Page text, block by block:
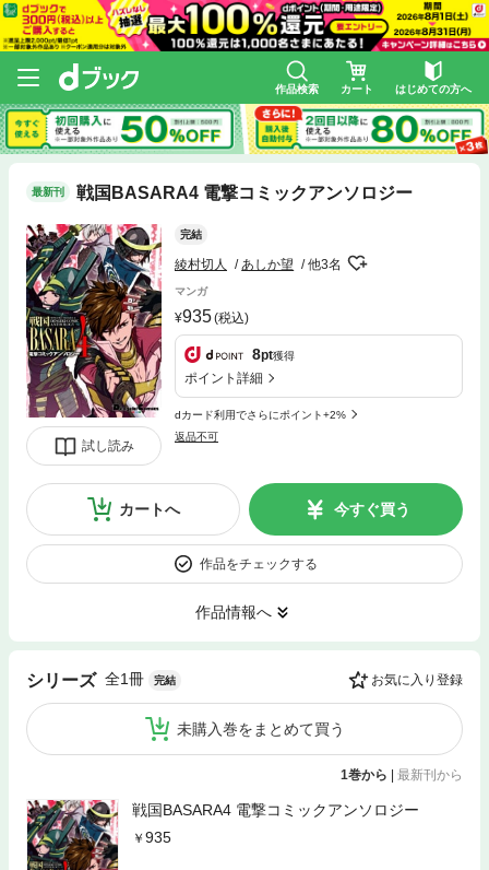
作品検索 カート はじめての方へ
最新刊 戦国BASARA4 電撃コミックアンソロジー
試し読み
完結
綾村切人 あしか望 他3名
マンガ
935(税込)
8pt獲得
ポイント詳細
dカード利用でさらにポイント+2%
返品不可
カートへ 今すぐ買う
作品をチェックする
作品情報へ
シリーズ 全1冊 完結 お気に入り登録
未購入巻をまとめて買う
1巻から | 最新刊から
戦国BASARA4 電撃コミックアンソロジー
935